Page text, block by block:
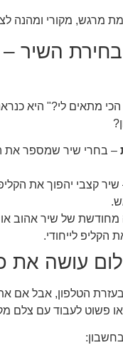
מרגש, מקורי ומהנה
השיר –
מתאים לי?" היא
– בחרי שיר שמספר את
שיר קצבי יהפוך את
של שיר אהוב או
הקליפ לייחודי.
עושה את
הטלפון, אבל אם
פשוט לעבוד עם צלם